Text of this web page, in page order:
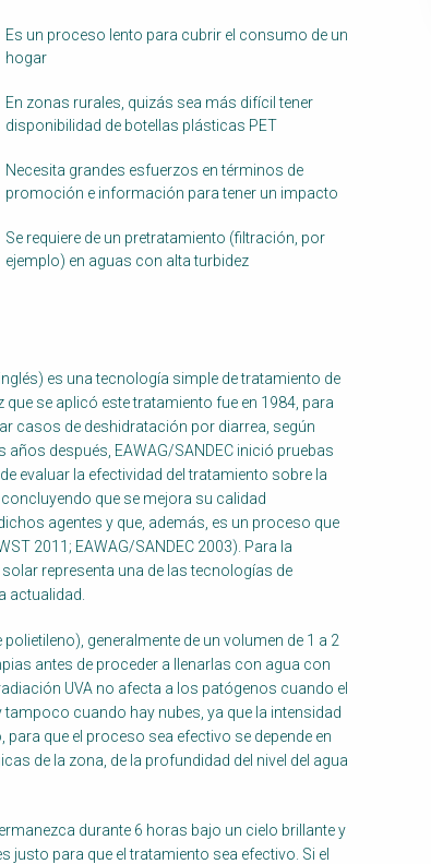
Es un proceso lento para cubrir el consumo de un
hogar
En zonas rurales, quizás sea más difícil tener
disponibilidad de botellas plásticas PET
Necesita grandes esfuerzos en términos de
promoción e información para tener un impacto
Se requiere de un pretratamiento (filtración, por
ejemplo) en aguas con alta turbidez
es una tecnología simple de tratamiento de
se aplicó este tratamiento fue en 1984, para
casos de deshidratación por diarrea, según
años después, EAWAG/SANDEC inició pruebas
evaluar la efectividad del tratamiento sobre la
que se mejora su calidad
agentes y que, además, es un proceso que
2011; EAWAG/SANDEC 2003). Para la
representa una de las tecnologías de
actualidad.
generalmente de un volumen de 1 a 2
antes de proceder a llenarlas con agua con
UVA no afecta a los patógenos cuando el
cuando hay nubes, ya que la intensidad
que el proceso sea efectivo se depende en
de la zona, de la profundidad del nivel del agua
durante 6 horas bajo un cielo brillante y
para que el tratamiento sea efectivo. Si el